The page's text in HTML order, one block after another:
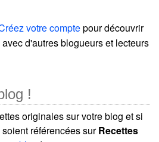
votre comptepour découvrir
d'autres blogueurs et lecteurs
!
originales sur votre blog et si
référencées surRecettes